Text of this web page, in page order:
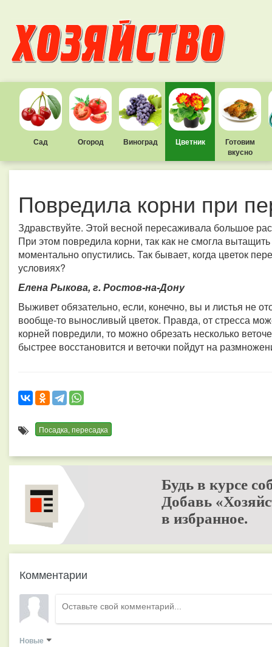
Сад Огород Виноград Цветник
Готовим
вкусно
Повредила корни при
Здравствуйте. Этой весной пересаживала большое
При этом повредила корни, так как не смогла
моментально опустились. Так бывает, когда цветок
условиях?
Елена Рыкова, г. Ростов-на-Дону
Выживет обязательно, если, конечно, вы и листья не
вообще-то выносливый цветок. Правда, от стресса
корней повредили, то можно обрезать несколько
быстрее восстановится и веточки пойдут на
Посадка, пересадка
Будь в курсе
Добавь
в избранное.
Комментарии
Новые